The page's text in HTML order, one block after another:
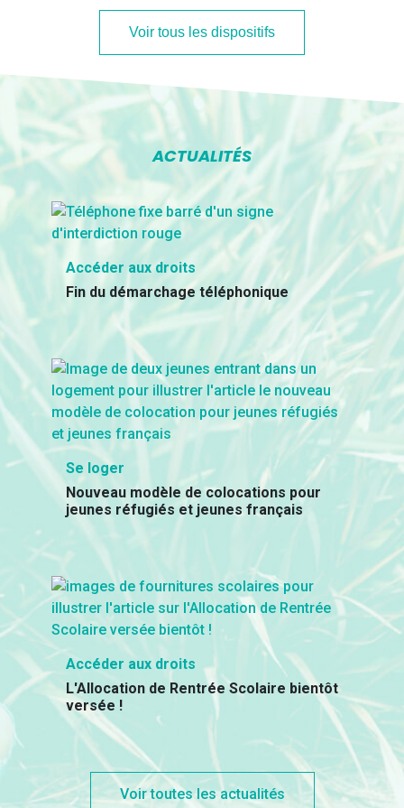
Voir tous les dispositifs
ACTUALITÉS
Accéder aux droits
Fin du démarchage téléphonique
Se loger
Nouveau modèle de colocations pour
jeunes réfugiés et jeunes français
Accéder aux droits
L'Allocation de Rentrée Scolaire bientôt
versée !
Voir toutes les actualités